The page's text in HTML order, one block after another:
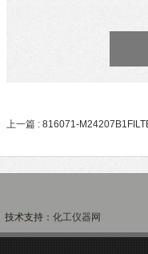
上一篇 : 816071-
技术支持： 化工仪器网